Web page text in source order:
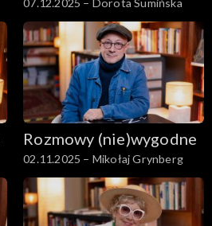
Rozmowy (nie)wygodne
02.11.2025 – Mikołaj Grynberg